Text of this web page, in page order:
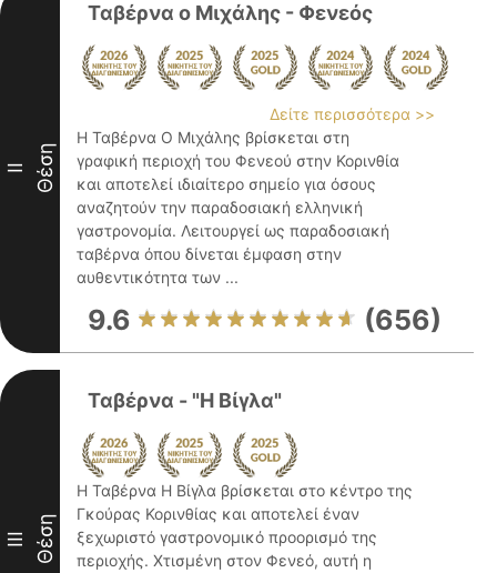
II Θέση
Ταβέρνα ο Μιχάλης - Φενεός
Δείτε περισσότερα >>
Η Ταβέρνα Ο Μιχάλης βρίσκεται στη
γραφική περιοχή του Φενεού στην Κορινθία
και αποτελεί ιδιαίτερο σημείο για όσους
αναζητούν την παραδοσιακή ελληνική
γαστρονομία. Λειτουργεί ως παραδοσιακή
ταβέρνα όπου δίνεται έμφαση στην
αυθεντικότητα των ...
9.6 (656)
III Θέση
Ταβέρνα - "Η Βίγλα"
Η Ταβέρνα Η Βίγλα βρίσκεται στο κέντρο της
Γκούρας Κορινθίας και αποτελεί έναν
ξεχωριστό γαστρονομικό προορισμό της
περιοχής. Χτισμένη στον Φενεό, αυτή η